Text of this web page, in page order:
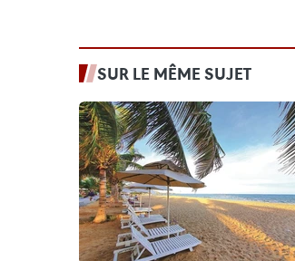
SUR LE MÊME SUJET